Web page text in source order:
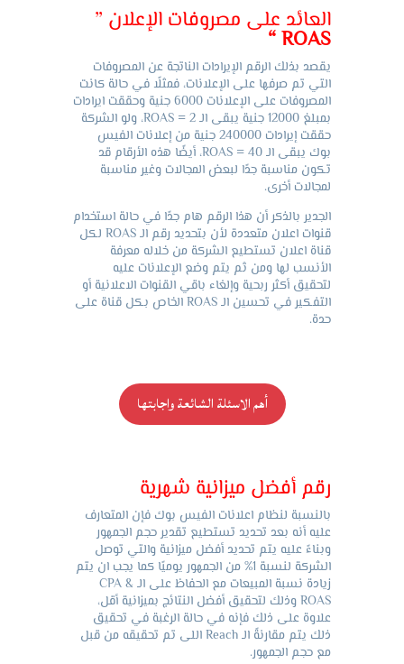
العائد على مصروفات الإعلان ”
ROAS “
يقصد بذلك الرقم الإيرادات الناتجة عن المصروفات
التي تم صرفها على الإعلانات، فمثلًا في حالة كانت
المصروفات على الإعلانات 6000 جنية وحققت ايرادات
بمبلغ 12000 جنية يبقى الـ ROAS = 2، ولو الشركة
حققت إيرادات 240000 جنية من إعلانات الفيس
بوك يبقى الـ ROAS = 40، أيضًا هذه الأرقام قد
تكون مناسبة جدًا لبعض المجالات وغير مناسبة
لمجالات أخرى.
الجدير بالذكر أن هذا الرقم هام جدًا في حالة استخدام
قنوات اعلان متعددة لأن بتحديد رقم الـ ROAS لكل
قناة اعلان تستطيع الشركة من خلاله معرفة
الأنسب لها ومن ثم يتم وضع الإعلانات عليه
لتحقيق أكثر ربحية وإلغاء باقي القنوات الاعلانية أو
التفكير في تحسين الـ ROAS الخاص بكل قناة على
حدة.
أهم الاسئلة الشائعة واجابتها
رقم أفضل ميزانية شهرية
بالنسبة لنظام اعلانات الفيس بوك فإن المتعارف
عليه أنه بعد تحديد تستطيع تقدير حجم الجمهور
وبناءً عليه يتم تحديد أفضل ميزانية والتي توصل
الشركة لنسبة 1% من الجمهور يوميًا كما يجب ان يتم
زيادة نسبة المبيعات مع الحفاظ على الـ CPA &
ROAS وذلك لتحقيق أفضل النتائج بميزانية أقل،
علاوة على ذلك فإنه في حالة الرغبة في تحقيق
ذلك يتم مقارنةً الـ Reach اللى تم تحقيقه من قبل
مع حجم الجمهور.